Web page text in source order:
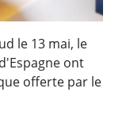
le 13 mai, le
ont
offerte par le